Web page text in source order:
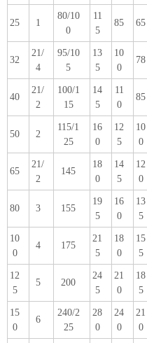
25 1
80/10
0
11
5
85 65
32
21/
4
95/10
5
13
5
10
0
78
40
21/
2
100/1
15
14
5
11
0
85
50 2
115/1
25
16
0
12
5
10
0
65
21/
2
145
18
0
14
5
12
0
80 3 155
19
5
16
0
13
5
10
0
4 175
21
5
18
0
15
5
12
5
5 200
24
5
21
0
18
5
15
0
6
240/2
25
28
0
24
0
21
0